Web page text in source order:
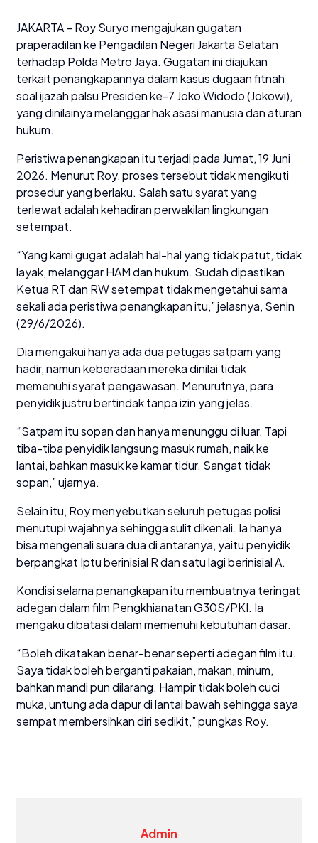
JAKARTA – Roy Suryo mengajukan gugatan
praperadilan ke Pengadilan Negeri Jakarta Selatan
terhadap Polda Metro Jaya. Gugatan ini diajukan
terkait penangkapannya dalam kasus dugaan fitnah
soal ijazah palsu Presiden ke-7 Joko Widodo (Jokowi),
yang dinilainya melanggar hak asasi manusia dan aturan
hukum.
Peristiwa penangkapan itu terjadi pada Jumat, 19 Juni
2026. Menurut Roy, proses tersebut tidak mengikuti
prosedur yang berlaku. Salah satu syarat yang
terlewat adalah kehadiran perwakilan lingkungan
setempat.
“Yang kami gugat adalah hal-hal yang tidak patut, tidak
layak, melanggar HAM dan hukum. Sudah dipastikan
Ketua RT dan RW setempat tidak mengetahui sama
sekali ada peristiwa penangkapan itu,” jelasnya, Senin
(29/6/2026).
Dia mengakui hanya ada dua petugas satpam yang
hadir, namun keberadaan mereka dinilai tidak
memenuhi syarat pengawasan. Menurutnya, para
penyidik justru bertindak tanpa izin yang jelas.
“Satpam itu sopan dan hanya menunggu di luar. Tapi
tiba-tiba penyidik langsung masuk rumah, naik ke
lantai, bahkan masuk ke kamar tidur. Sangat tidak
sopan,” ujarnya.
Selain itu, Roy menyebutkan seluruh petugas polisi
menutupi wajahnya sehingga sulit dikenali. Ia hanya
bisa mengenali suara dua di antaranya, yaitu penyidik
berpangkat Iptu berinisial R dan satu lagi berinisial A.
Kondisi selama penangkapan itu membuatnya teringat
adegan dalam film Pengkhianatan G30S/PKI. Ia
mengaku dibatasi dalam memenuhi kebutuhan dasar.
“Boleh dikatakan benar-benar seperti adegan film itu.
Saya tidak boleh berganti pakaian, makan, minum,
bahkan mandi pun dilarang. Hampir tidak boleh cuci
muka, untung ada dapur di lantai bawah sehingga saya
sempat membersihkan diri sedikit,” pungkas Roy.
Admin